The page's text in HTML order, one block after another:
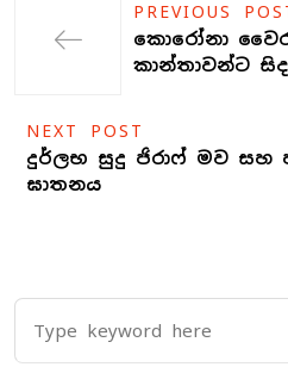
PREVIOUS
කොරෝනා
කාන්තාවන්ට සිද
NEXT POST
දුර්ලභ සුදු ජිරාෆ් මව සහ
ඝාතනය